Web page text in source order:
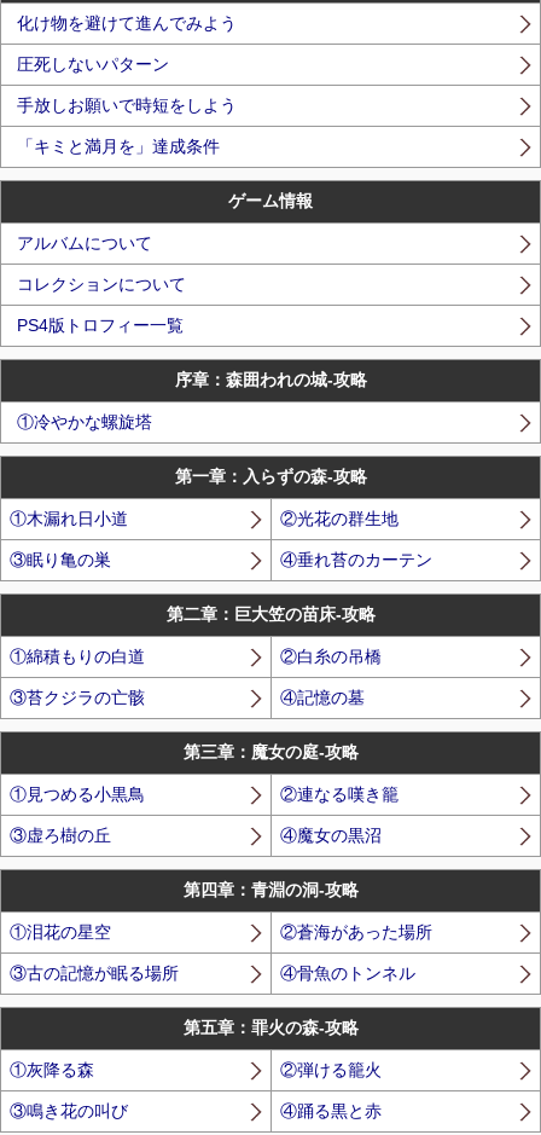
化け物を避けて進んでみよう
圧死しないパターン
手放しお願いで時短をしよう
「キミと満月を」達成条件
ゲーム情報
アルバムについて
コレクションについて
PS4版トロフィー一覧
序章：森囲われの城-攻略
①冷やかな螺旋塔
第一章：入らずの森-攻略
①木漏れ日小道 ②光花の群生地
③眠り亀の巣 ④垂れ苔のカーテン
第二章：巨大笠の苗床-攻略
①綿積もりの白道 ②白糸の吊橋
③苔クジラの亡骸 ④記憶の墓
第三章：魔女の庭-攻略
①見つめる小黒鳥 ②連なる嘆き籠
③虚ろ樹の丘 ④魔女の黒沼
第四章：青淵の洞-攻略
①泪花の星空 ②蒼海があった場所
③古の記憶が眠る場所 ④骨魚のトンネル
第五章：罪火の森-攻略
①灰降る森 ②弾ける籠火
③鳴き花の叫び ④踊る黒と赤